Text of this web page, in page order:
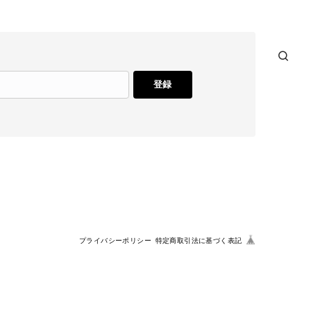
登録
プライバシーポリシー 特定商取引法に基づく表記